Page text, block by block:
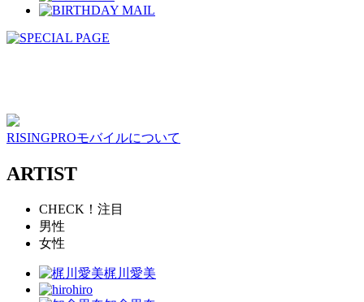
RISINGPROモバイルについて
ARTIST
CHECK！注目
男性
女性
梶川愛美
hiro